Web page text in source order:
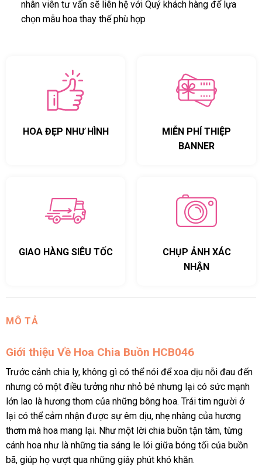
nhân viên tư vấn sẽ liên hệ với Quý khách hàng để lựa
chọn mẫu hoa thay thế phù hợp
HOA ĐẸP NHƯ HÌNH
MIỄN PHÍ THIỆP
BANNER
GIAO HÀNG SIÊU TỐC
CHỤP ẢNH XÁC
NHẬN
MÔ TẢ
Giới thiệu Về Hoa Chia Buồn HCB046
Trước cảnh chia ly, không gì có thể nói để xoa dịu nỗi đau đến
nhưng có một điều tưởng như nhỏ bé nhưng lại có sức mạnh
lớn lao là hương thơm của những bông hoa. Trái tim người ở
lại có thể cảm nhận được sự êm dịu, nhẹ nhàng của hương
thơm mà hoa mang lại. Như một lời chia buồn tận tâm, từng
cánh hoa như là những tia sáng le lói giữa bóng tối của buồn
bã, giúp họ vượt qua những giây phút khó khăn.